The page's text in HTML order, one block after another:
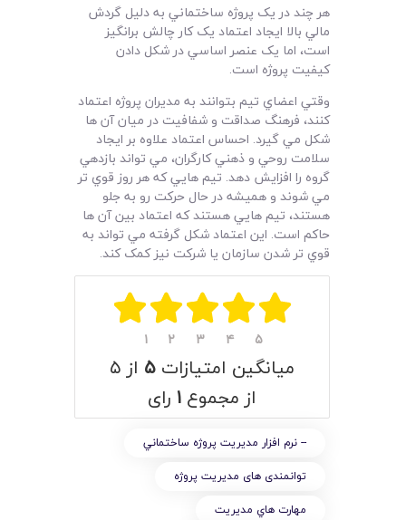
هر چند در يک پروژه ساختماني به دليل گردش
مالي بالا ايجاد اعتماد يک کار چالش برانگيز
است، اما يک عنصر اساسي در شکل دادن
کيفيت پروژه است.
وقتي اعضاي تيم بتوانند به مديران پروژه اعتماد
کنند، فرهنگ صداقت و شفافيت در ميان آن ها
شکل مي گيرد. احساس اعتماد علاوه بر ايجاد
سلامت روحي و ذهني کارگران،‌ مي تواند بازدهي
گروه را افزايش دهد. تيم هايي که هر روز قوي تر
مي شوند و هميشه در حال حرکت رو به جلو
هستند،‌ تيم هايي هستند که اعتماد بين آن ها
حاکم است. اين اعتماد شکل گرفته مي تواند به
قوي تر شدن سازمان يا شرکت نيز کمک کند.
۱ ۲ ۳ ۴ ۵
میانگین امتیازات ۵ از ۵
از مجموع ۱ رای
-- نرم افزار مديريت پروژه ساختماني
توانمندی های مدیریت پروژه
مهارت هاي مديريت